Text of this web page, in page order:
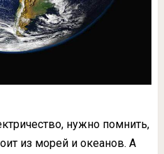
нужно помнить,
из морей и океанов. А